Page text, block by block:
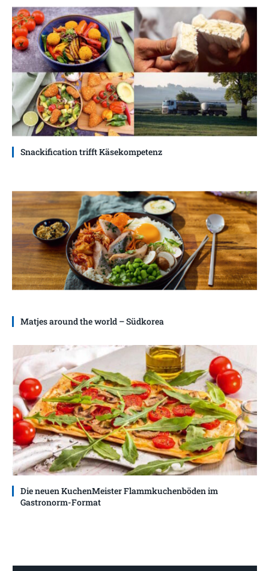
Snackification trifft Käsekompetenz
Matjes around the world – Südkorea
Die neuen KuchenMeister Flammkuchenböden im
Gastronorm-Format